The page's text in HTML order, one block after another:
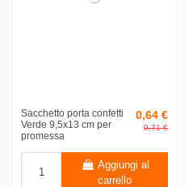
Sacchetto porta confetti
Verde 9,5x13 cm per
promessa
0,64 €
0,71 €
Aggiungi al
carrello